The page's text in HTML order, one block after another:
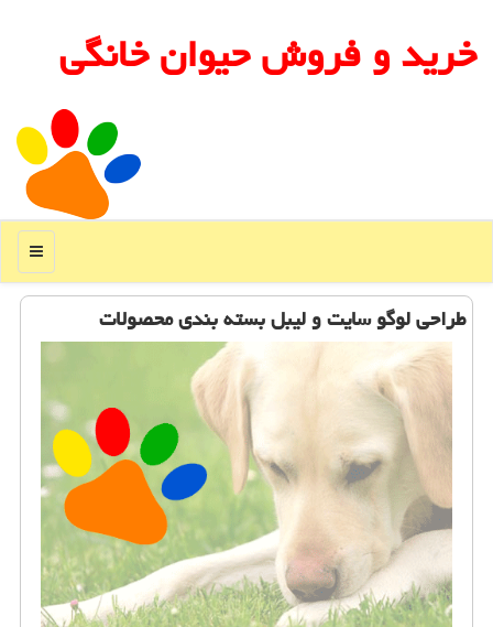
خرید و فروش حیوان خانگی
منو
طراحی لوگو سایت و لیبل بسته بندی محصولات